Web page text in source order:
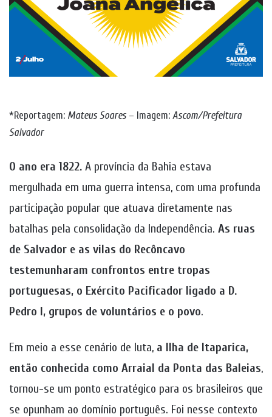
*Reportagem: Mateus Soares – Imagem: Ascom/Prefeitura
Salvador
O ano era 1822. A província da Bahia estava
mergulhada em uma guerra intensa, com uma profunda
participação popular que atuava diretamente nas
batalhas pela consolidação da Independência. As ruas
de Salvador e as vilas do Recôncavo
testemunharam confrontos entre tropas
portuguesas, o Exército Pacificador ligado a D.
Pedro I, grupos de voluntários e o povo.
Em meio a esse cenário de luta, a Ilha de Itaparica,
então conhecida como Arraial da Ponta das Baleias,
tornou-se um ponto estratégico para os brasileiros que
se opunham ao domínio português. Foi nesse contexto